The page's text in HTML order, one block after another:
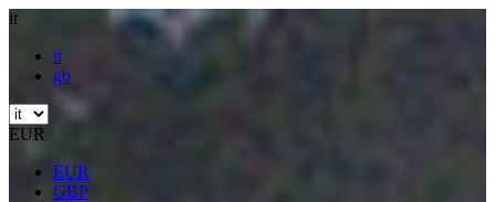
it
it
gb
EUR
EUR
GBP